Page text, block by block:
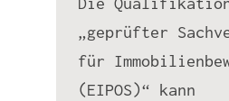
„geprüfter
für
(EIPOS)“ kann